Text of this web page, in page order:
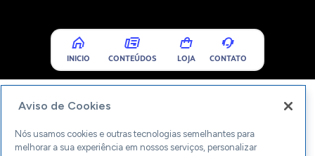
INICIO CONTEÚDOS LOJA CONTATO
Aviso de Cookies
Nós usamos cookies e outras tecnologias semelhantes para
melhorar a sua experiência em nossos serviços, personalizar